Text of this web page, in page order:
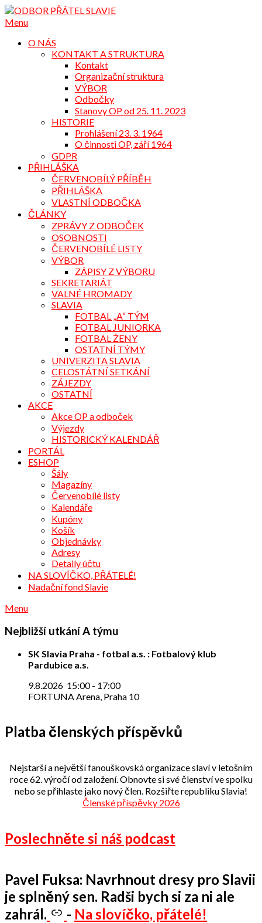
Přejdi
na
Menu
O NÁS
KONTAKT A STRUKTURA
Kontakt
Organizační struktura
VÝBOR
Odbočky
Stanovy OP od 25. 11. 2023
HISTORIE
Prohlášení 23. 3. 1964
O činnosti OP, září 1964
GDPR
PŘIHLÁŠKA
ČERVENOBÍLÝ PŘÍBĚH
PŘIHLÁŠKA
VLASTNÍ ODBOČKA
ČLÁNKY
ZPRÁVY Z ODBOČEK
OSOBNOSTI
ČERVENOBÍLÉ LISTY
VÝBOR
ZÁPISY Z VÝBORU
SEKRETARIÁT
VALNÉ HROMADY
SLAVIA
FOTBAL „A“ TÝM
FOTBAL JUNIORKA
FOTBAL ŽENY
OSTATNÍ TÝMY
UNIVERZITA SLAVIA
CELOSTÁTNÍ SETKÁNÍ
ZÁJEZDY
OSTATNÍ
AKCE
Akce OP a odboček
Výjezdy
HISTORICKÝ KALENDÁŘ
PORTÁL
ESHOP
Šály
Magazíny
Červenobílé listy
Kalendáře
Kupóny
Košík
Objednávky
Adresy
Detaily účtu
NA SLOVÍČKO, PŘÁTELÉ!
Nadační fond Slavie
Menu
Nejbližší utkání A týmu
SK Slavia Praha - fotbal a.s. : Fotbalový klub
Pardubice a.s.
9.8.2026 15:00- 17:00
FORTUNA Arena, Praha 10
Platba členských příspěvků
Nejstarší a největší fanouškovská organizace slaví v letošním
roce 62. výročí od založení. Obnovte si své členství ve spolku
nebo se přihlaste jako nový člen. Rozšiřte republiku Slavia!
Členské příspěvky 2026
Poslechněte si náš podcast
Pavel Fuksa: Navrhnout dresy pro Slavii
je splněný sen. Radši bych si za ni ale
zahrál.
- Na slovíčko, přátelé!